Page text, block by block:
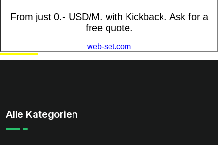
Alle Kategorien